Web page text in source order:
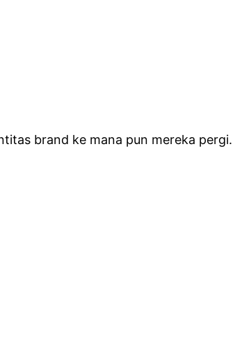
brand ke mana pun mereka pergi.